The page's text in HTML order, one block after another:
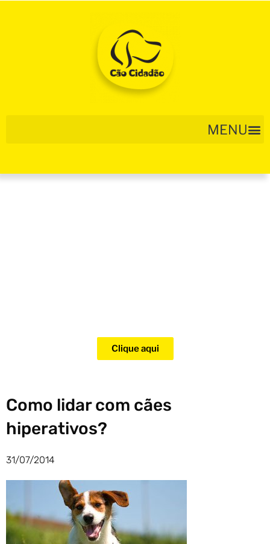
Clique aqui
Como lidar com cães
hiperativos?
31/07/2014